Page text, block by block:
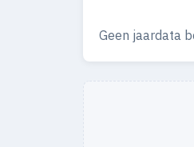
Geen jaardata